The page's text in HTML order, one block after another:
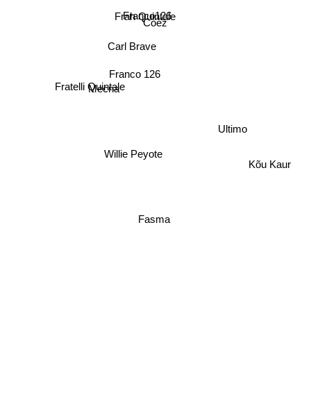
Franco126
Frah Quintale
Coez
Carl Brave
Franco 126
Mecna
Fratelli Quintale
Willie Peyote
Ultimo
Fasma
Kõu Kaur